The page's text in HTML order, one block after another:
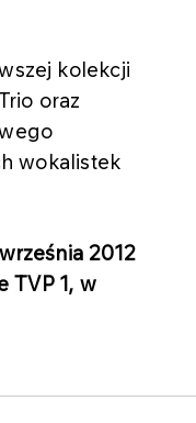
kolekcji
oraz
wokalistek
2012
TVP 1, w